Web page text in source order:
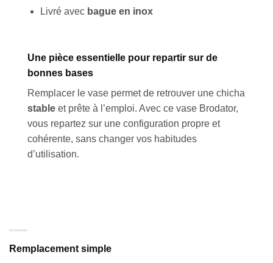
Livré avec bague en inox
Une pièce essentielle pour repartir sur de
bonnes bases
Remplacer le vase permet de retrouver une chicha
stable et prête à l’emploi. Avec ce vase Brodator,
vous repartez sur une configuration propre et
cohérente, sans changer vos habitudes
d’utilisation.
Remplacement simple